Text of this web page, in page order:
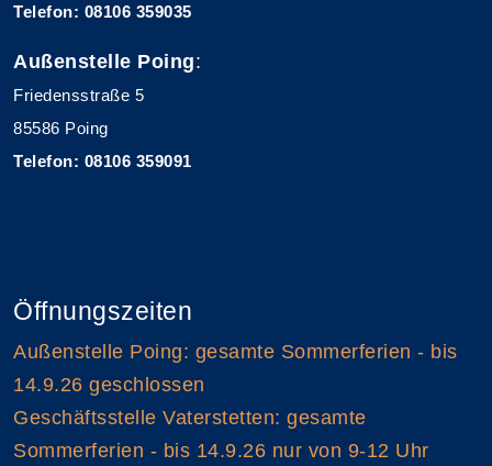
Telefon: 08106 359035
Außenstelle Poing:
Friedensstraße 5
85586 Poing
Telefon: 08106 359091
Öffnungszeiten
Außenstelle Poing: gesamte Sommerferien - bis
14.9.26 geschlossen
Geschäftsstelle Vaterstetten: gesamte
Sommerferien - bis 14.9.26 nur von 9-12 Uhr